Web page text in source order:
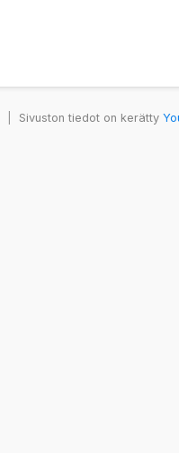
Sivuston tiedot on kerätty